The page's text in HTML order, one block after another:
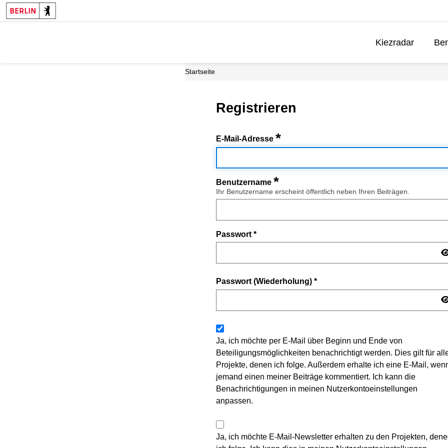
Kiezradar
Startseite
Registrieren
E-Mail-Adresse *
Benutzername *
Ihr Benutzername erscheint öffentlich neben Ihren Beiträgen.
Passwort *
Passwort (Wiederholung) *
Ja, ich möchte per E-Mail über Beginn und Ende von
Beteiligungsmöglichkeiten benachrichtigt werden. Dies gilt für
Projekte, denen ich folge. Außerdem erhalte ich eine E-Mail,
jemand einen meiner Beiträge kommentiert. Ich kann die
Benachrichtigungen in meinen Nutzerkontoeinstellungen
anpassen.
Ja, ich möchte E-Mail-Newsletter erhalten zu den Projekten,